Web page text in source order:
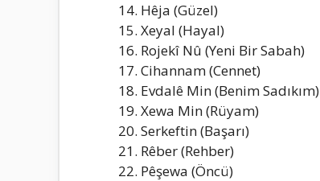
Hêja (Güzel)
Xeyal (Hayal)
Rojekî Nû (Yeni Bir Sabah)
Cihannam (Cennet)
Evdalê Min (Benim Sadıkım)
Xewa Min (Rüyam)
Serkeftin (Başarı)
Rêber (Rehber)
Pêşewa (Öncü)